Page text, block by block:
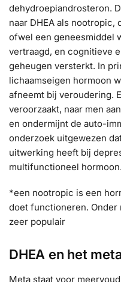
dehydroepiandrosteron.
naar DHEA als nootropic,
ofwel een geneesmiddel
vertraagd, en cognitieve
geheugen versterkt. In
lichaamseigen hormoon
afneemt bij veroudering.
veroorzaakt, naar men
en ondermijnt de auto-
onderzoek uitgewezen
uitwerking heeft bij
multifunctioneel hormoon.
*een nootropic is een
doet functioneren. Onder
zeer populair
DHEA en het
Meta staat voor